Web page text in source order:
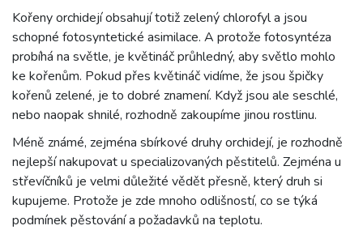
Kořeny orchidejí obsahují totiž zelený chlorofyl a jsou
schopné fotosyntetické asimilace. A protože fotosyntéza
probíhá na světle, je květináč průhledný, aby světlo mohlo
ke kořenům. Pokud přes květináč vidíme, že jsou špičky
kořenů zelené, je to dobré znamení. Když jsou ale seschlé,
nebo naopak shnilé, rozhodně zakoupíme jinou rostlinu.
Méně známé, zejména sbírkové druhy orchidejí, je rozhodně
nejlepší nakupovat u specializovaných pěstitelů. Zejména u
střevíčníků je velmi důležité vědět přesně, který druh si
kupujeme. Protože je zde mnoho odlišností, co se týká
podmínek pěstování a požadavků na teplotu.